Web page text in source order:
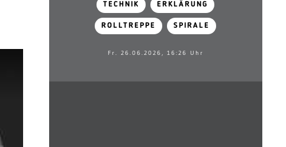
TECHNIK ERKLÄRUNG
ROLLTREPPE SPIRALE
Fr. 26.06.2026, 16:26 Uhr